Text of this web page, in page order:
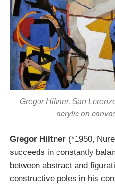
Gregor Hiltner, San
acrylic on
Gregor Hiltner (*1950,
succeeds in constantly
between abstract and
constructive poles in his